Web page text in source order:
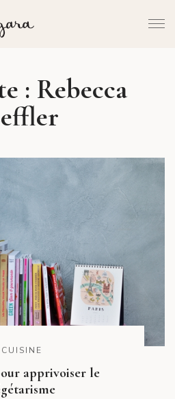
: Rebecca
CUISINE
apprivoiser le